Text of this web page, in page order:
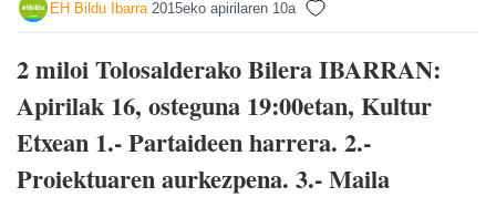
EH Bildu Ibarra 2015eko apirilaren 10a
2 miloi Tolosalderako Bilera IBARRAN:
Apirilak 16, osteguna 19:00etan, Kultur
Etxean 1.- Partaideen harrera. 2.-
Proiektuaren aurkezpena. 3.- Maila